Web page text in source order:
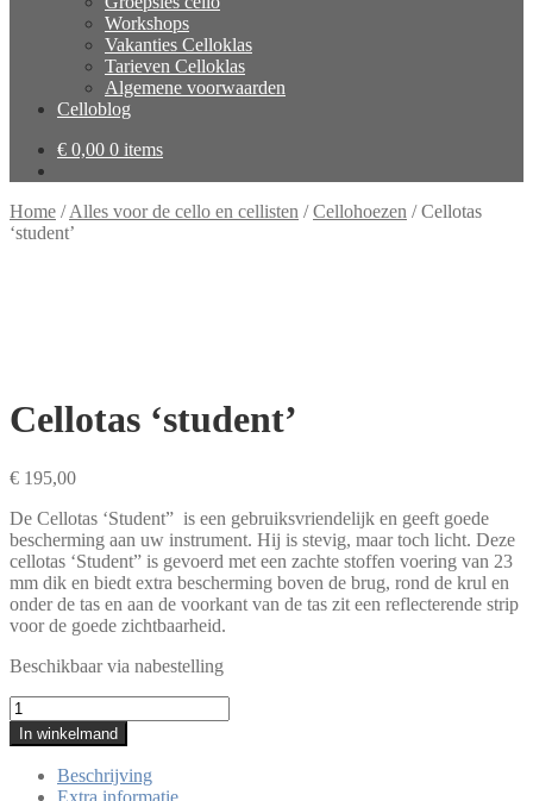
Workshops
Vakanties Celloklas
Tarieven Celloklas
Algemene voorwaarden
Celloblog
€ 0,00 0 items
Home /Alles voor de cello en cellisten /Cellohoezen /Cellotas
‘student’
Cellotas ‘student’
€ 195,00
De Cellotas ‘Student” is een gebruiksvriendelijk en geeft goede
bescherming aan uw instrument. Hij is stevig, maar toch licht. Deze
cellotas ‘Student” is gevoerd met een zachte stoffen voering van 23
mm dik en biedt extra bescherming boven de brug, rond de krul en
onder de tas en aan de voorkant van de tas zit een reflecterende strip
voor de goede zichtbaarheid.
Beschikbaar via nabestelling
Cellotas
'student'
aantal
In winkelmand
Beschrijving
Extra informatie